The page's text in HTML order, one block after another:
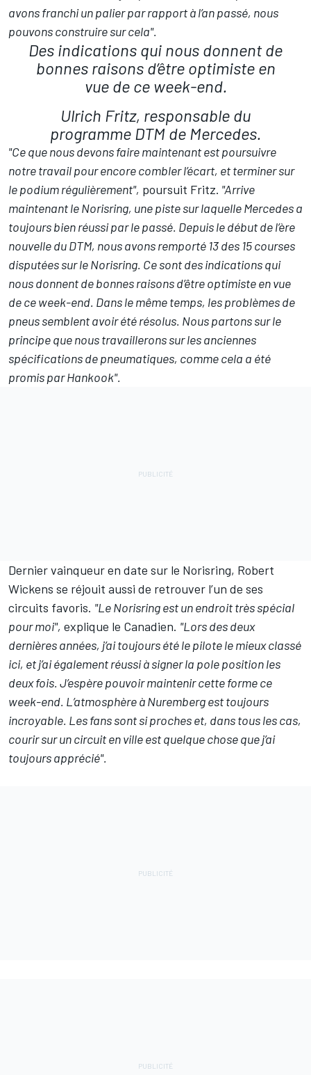
avons franchi un palier par rapport à l’an passé, nous
pouvons construire sur cela".
Des indications qui nous donnent de
bonnes raisons d’être optimiste en
vue de ce week-end.
Ulrich Fritz, responsable du
programme DTM de Mercedes.
"Ce que nous devons faire maintenant est poursuivre
notre travail pour encore combler l’écart, et terminer sur
le podium régulièrement", poursuit Fritz. "Arrive
maintenant le Norisring, une piste sur laquelle Mercedes a
toujours bien réussi par le passé. Depuis le début de l’ère
nouvelle du DTM, nous avons remporté 13 des 15 courses
disputées sur le Norisring. Ce sont des indications qui
nous donnent de bonnes raisons d’être optimiste en vue
de ce week-end. Dans le même temps, les problèmes de
pneus semblent avoir été résolus. Nous partons sur le
principe que nous travaillerons sur les anciennes
spécifications de pneumatiques, comme cela a été
promis par Hankook".
Dernier vainqueur en date sur le Norisring, Robert
Wickens se réjouit aussi de retrouver l’un de ses
circuits favoris. "Le Norisring est un endroit très spécial
pour moi", explique le Canadien. "Lors des deux
dernières années, j’ai toujours été le pilote le mieux classé
ici, et j’ai également réussi à signer la pole position les
deux fois. J’espère pouvoir maintenir cette forme ce
week-end. L’atmosphère à Nuremberg est toujours
incroyable. Les fans sont si proches et, dans tous les cas,
courir sur un circuit en ville est quelque chose que j’ai
toujours apprécié".